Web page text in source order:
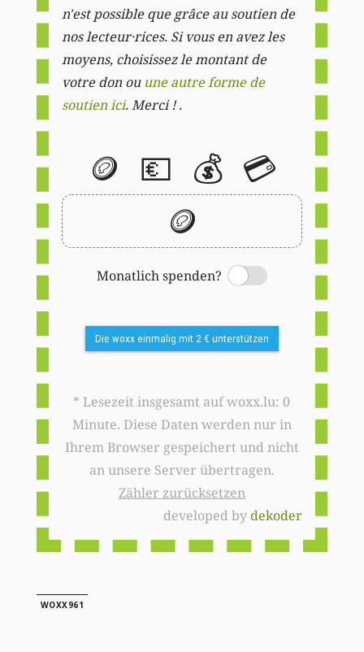
n'est possible que grâce au soutien de
nos lecteur·rices. Si vous en avez les
moyens, choisissez le montant de
votre don ou une autre forme de
soutien ici. Merci ! .
🪙 💶 💰 💳
🪙
Monatlich spenden?
Switch
Die woxx einmalig mit 2 € unterstützen
* Lesezeit insgesamt auf woxx.lu: 0
Minute. Diese Daten werden nur in
Ihrem Browser gespeichert und nicht
an unsere Server übertragen.
Zähler zurücksetzen
developed bydekoder
WOXX961